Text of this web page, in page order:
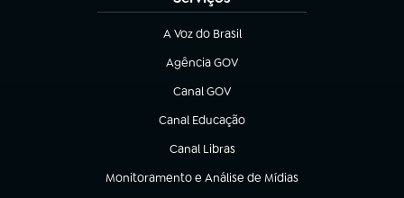
A Voz do Brasil
(abre em nova aba)
Agência GOV
(abre em nova aba)
Canal GOV
(abre em nova aba)
Canal Educação
(abre em nova aba)
Canal Libras
(abre em nova aba)
Monitoramento e Análise de Mídias
(abre em nova aba)